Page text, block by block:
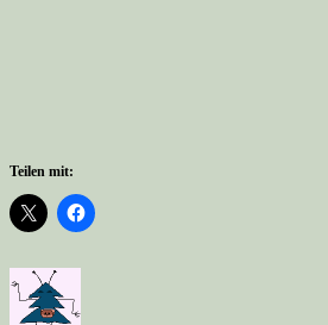
Teilen mit: